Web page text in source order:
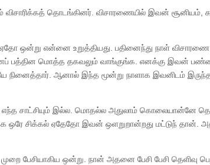
தொடங்கினர். விசாரணையில் இவன் சூனியம்,
ஒன்று என்னை உறுத்தியது. பதினைந்து நாள்
பத்தின மொத்த தகவலும் வாங்குங்க. எனக்கு இவன்
நினைத்தார். ஆனால் இந்த மூன்று நாளாக இவனிடம்
சாட்சியும் இல்ல. மொதல்ல அதுலாம் கொலையான்னே
ஒரே சிக்கல் ஏதேதோ இவன் ஒளறுறான்றது மட்டுந் தான்.
பேசியாகிய ஒன்று. நான் அதனை பேசி பேசி தெளிவு